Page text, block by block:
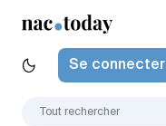
Se connecter